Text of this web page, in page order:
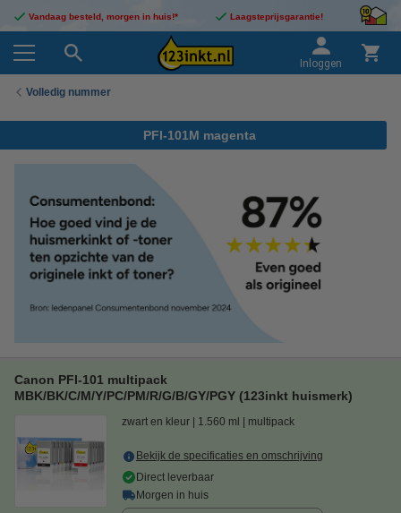
Vandaag besteld, morgen in huis!* Laagsteprijsgarantie!
Inloggen
Volledig nummer
PFI-101M magenta
Canon PFI-101 multipack
MBK/BK/C/M/Y/PC/PM/R/G/B/GY/PGY (123inkt huismerk)
zwart en kleur 1.560 ml multipack
Bekijk de specificaties en omschrijving
Direct leverbaar
Morgen in huis